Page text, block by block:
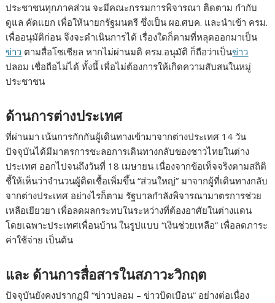
ประชาชนทุกภาคส่วน จะมีคณะกรรมการพิจารณา ติดตาม กำกับ
ดูแล คัดแยก เพื่อให้นายกรัฐมนตรี ซึ่งเป็น ผอ.ศบค. และนำเข้า ครม.
เพื่ออนุมัติก่อน จึงจะดำเนินการได้ เรื่องใดก็ตามที่หลุดออกมาเป็น
ข่าว ตามสื่อโซเชียล หากไม่ผ่านมติ ครม.อนุมัติ ก็ถือว่าเป็นข่าว
ปลอม เชื่อถือไม่ได้ ทั้งนี้ เพื่อไม่ต้องการให้เกิดความสับสนในหมู่
ประชาชน
ด้านการต่างประเทศ
ที่ผ่านมา เน้นการกักกันผู้เดินทางเข้ามาจากต่างประเทศ 14 วัน
ปัจจุบันได้มีมาตรการชะลอการเดินทางกลับของชาวไทยในต่าง
ประเทศ ออกไปจนถึงวันที่ 18 เมษายน เนื่องจากข้อเท็จจริงตามสถิติ
ชี้ให้เห็นว่าจำนวนผู้ติดเชื้อเพิ่มขึ้น “ส่วนใหญ่” มาจากผู้ที่เดินทางกลับ
จากต่างประเทศ อย่างไรก็ตาม รัฐบาลกำลังพิจารณามาตรการช่วย
เหลือเยียวยา เพื่อลดผลกระทบในระหว่างที่ต้องอาศัยในต่างแดน
โดยเฉพาะประเทศเพื่อนบ้าน ในรูปแบบ “เงินช่วยเหลือ” เพื่อลดภาระ
ค่าใช้จ่าย เป็นต้น
และ ด้านการสื่อสารในสภาวะวิกฤต
ปัจจุบันยังคงปรากฏมี “ข่าวปลอม – ข่าวบิดเบือน” อย่างต่อเนื่อง